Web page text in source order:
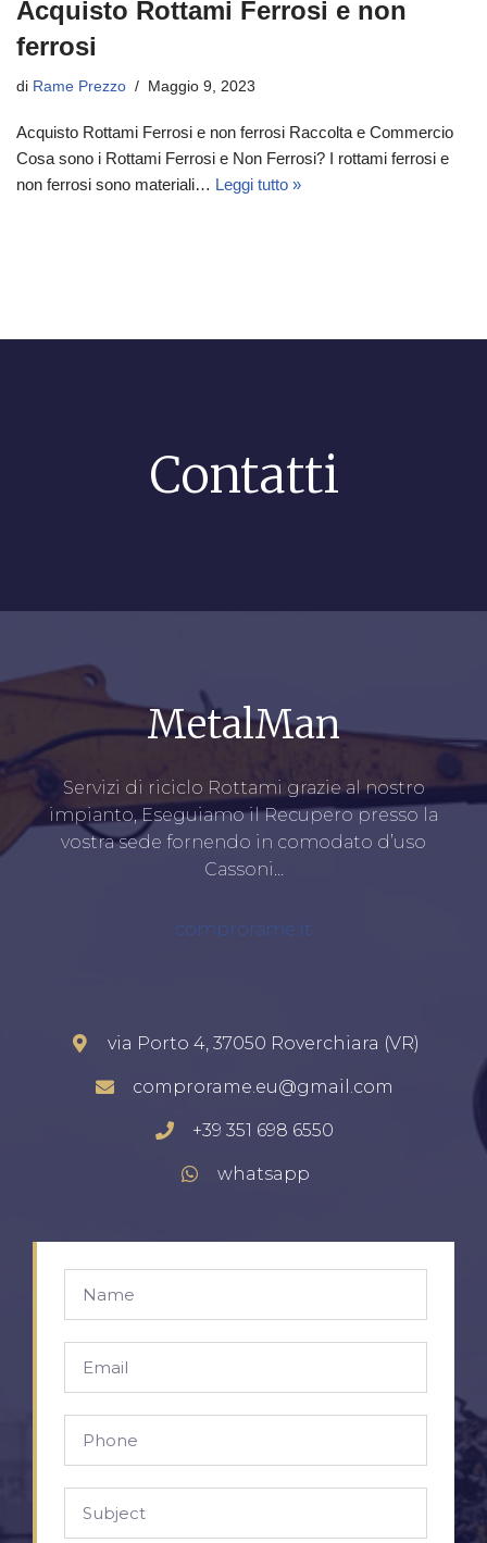
Acquisto Rottami Ferrosi e non
ferrosi
di Rame Prezzo Maggio 9, 2023
Acquisto Rottami Ferrosi e non ferrosi Raccolta e Commercio
Cosa sono i Rottami Ferrosi e Non Ferrosi? I rottami ferrosi e
non ferrosi sono materiali… Leggi tutto »
Contatti
MetalMan
Servizi di riciclo Rottami grazie al nostro
impianto, Eseguiamo il Recupero presso la
vostra sede fornendo in comodato d’uso
Cassoni…
comprorame.it
via Porto 4, 37050 Roverchiara (VR)
comprorame.eu@gmail.com
+39 351 698 6550
whatsapp